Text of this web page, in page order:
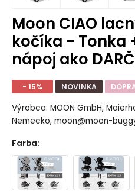
Moon CIAO
kočíka - Tonka
nápoj ako
- 15% NOVINKA
Výrobca: MOON GmbH,
Nemecko, moon@moon-
Farba: